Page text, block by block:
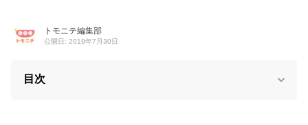
トモニテ編集部
公開日: 2019年7月30日
目次